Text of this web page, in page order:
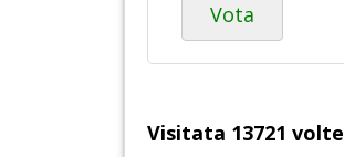
Vota
Visitata 13721 volte